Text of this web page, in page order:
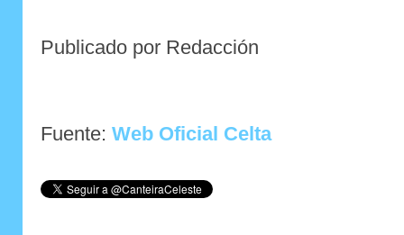
Publicado por Redacción
Fuente: Web Oficial Celta